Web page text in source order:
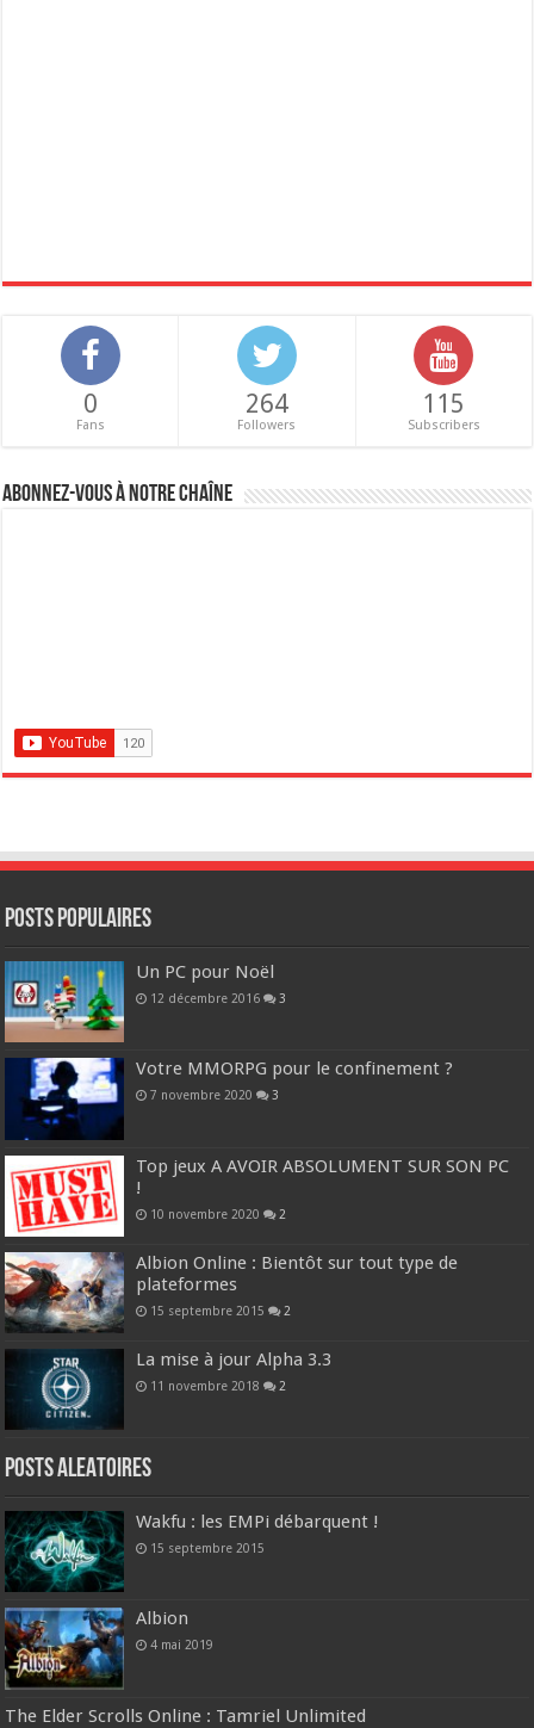
0
Fans
264
Followers
115
Subscribers
Abonnez-vous à notre chaîne
POSTS POPULAIRES
Un PC pour Noël
12 décembre 2016 3
Votre MMORPG pour le confinement ?
7 novembre 2020 3
Top jeux A AVOIR ABSOLUMENT SUR SON PC
!
10 novembre 2020 2
Albion Online : Bientôt sur tout type de
plateformes
15 septembre 2015 2
La mise à jour Alpha 3.3
11 novembre 2018 2
Posts ALEATOIRES
Wakfu : les EMPi débarquent !
15 septembre 2015
Albion
4 mai 2019
The Elder Scrolls Online : Tamriel Unlimited